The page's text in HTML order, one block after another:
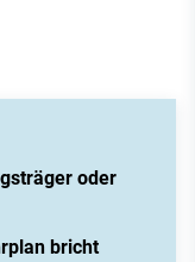
oder
bricht